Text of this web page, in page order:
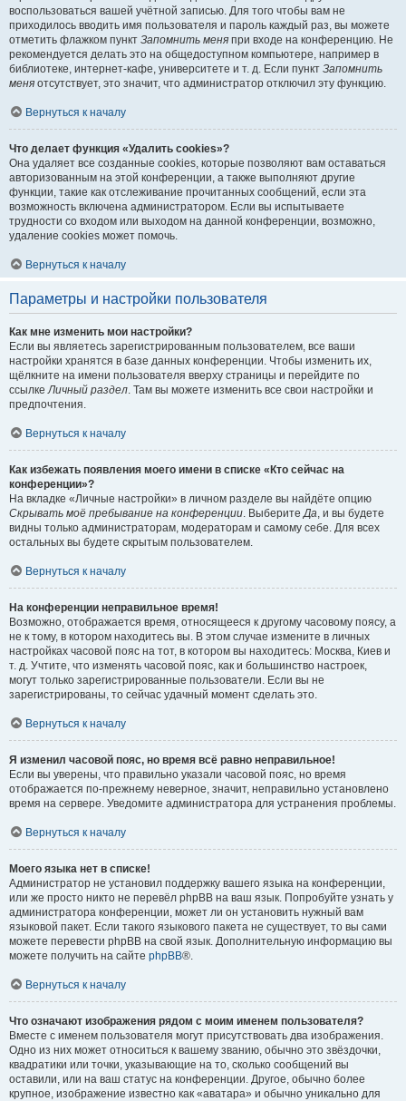
воспользоваться вашей учётной записью. Для того чтобы вам не
приходилось вводить имя пользователя и пароль каждый раз, вы можете
отметить флажком пункт Запомнить меня при входе на конференцию. Не
рекомендуется делать это на общедоступном компьютере, например в
библиотеке, интернет-кафе, университете и т. д. Если пункт Запомнить
меня отсутствует, это значит, что администратор отключил эту функцию.
Вернуться к началу
Что делает функция «Удалить cookies»?
Она удаляет все созданные cookies, которые позволяют вам оставаться
авторизованным на этой конференции, а также выполняют другие
функции, такие как отслеживание прочитанных сообщений, если эта
возможность включена администратором. Если вы испытываете
трудности со входом или выходом на данной конференции, возможно,
удаление cookies может помочь.
Вернуться к началу
Параметры и настройки пользователя
Как мне изменить мои настройки?
Если вы являетесь зарегистрированным пользователем, все ваши
настройки хранятся в базе данных конференции. Чтобы изменить их,
щёлкните на имени пользователя вверху страницы и перейдите по
ссылкеЛичный раздел. Там вы можете изменить все свои настройки и
предпочтения.
Вернуться к началу
Как избежать появления моего имени в списке «Кто сейчас на
конференции»?
На вкладке «Личные настройки» в личном разделе вы найдёте опцию
Скрывать моё пребывание на конференции. ВыберитеДа, и вы будете
видны только администраторам, модераторам и самому себе. Для всех
остальных вы будете скрытым пользователем.
Вернуться к началу
На конференции неправильное время!
Возможно, отображается время, относящееся к другому часовому поясу, а
не к тому, в котором находитесь вы. В этом случае измените в личных
настройках часовой пояс на тот, в котором вы находитесь: Москва, Киев и
т. д. Учтите, что изменять часовой пояс, как и большинство настроек,
могут только зарегистрированные пользователи. Если вы не
зарегистрированы, то сейчас удачный момент сделать это.
Вернуться к началу
Я изменил часовой пояс, но время всё равно неправильное!
Если вы уверены, что правильно указали часовой пояс, но время
отображается по-прежнему неверное, значит, неправильно установлено
время на сервере. Уведомите администратора для устранения проблемы.
Вернуться к началу
Моего языка нет в списке!
Администратор не установил поддержку вашего языка на конференции,
или же просто никто не перевёл phpBB на ваш язык. Попробуйте узнать у
администратора конференции, может ли он установить нужный вам
языковой пакет. Если такого языкового пакета не существует, то вы сами
можете перевести phpBB на свой язык. Дополнительную информацию вы
можете получить на сайте phpBB®.
Вернуться к началу
Что означают изображения рядом с моим именем пользователя?
Вместе с именем пользователя могут присутствовать два изображения.
Одно из них может относиться к вашему званию, обычно это звёздочки,
квадратики или точки, указывающие на то, сколько сообщений вы
оставили, или на ваш статус на конференции. Другое, обычно более
крупное, изображение известно как «аватара» и обычно уникально для